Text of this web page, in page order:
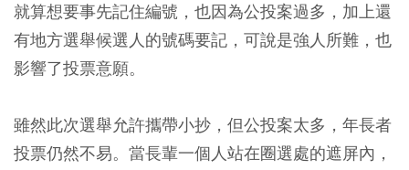
就算想要事先記住編號，也因為公投案過多，加上還
有地方選舉候選人的號碼要記，可說是強人所難，也
影響了投票意願。
雖然此次選舉允許攜帶小抄，但公投案太多，年長者
投票仍然不易。當長輩一個人站在圈選處的遮屏內，